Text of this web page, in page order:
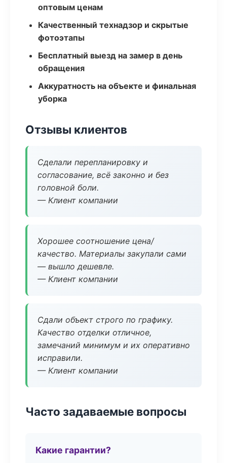
оптовым ценам
Качественный технадзор и скрытые
фотоэтапы
Бесплатный выезд на замер в день
обращения
Аккуратность на объекте и финальная
уборка
Отзывы клиентов
Сделали перепланировку и
согласование, всё законно и без
головной боли.
— Клиент компании
Хорошее соотношение цена/
качество. Материалы закупали сами
— вышло дешевле.
— Клиент компании
Сдали объект строго по графику.
Качество отделки отличное,
замечаний минимум и их оперативно
исправили.
— Клиент компании
Часто задаваемые вопросы
Какие гарантии?